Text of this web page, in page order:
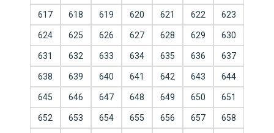
617 618 619 620 621 622 623
624 625 626 627 628 629 630
631 632 633 634 635 636 637
638 639 640 641 642 643 644
645 646 647 648 649 650 651
652 653 654 655 656 657 658